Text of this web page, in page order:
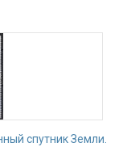
спутник Земли.